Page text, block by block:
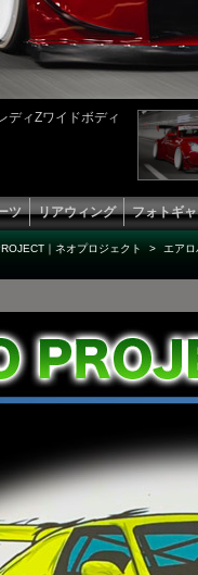
ディZワイドボディ
ツ リアウィング フォトギ
｜ネオプロジェクト > エア